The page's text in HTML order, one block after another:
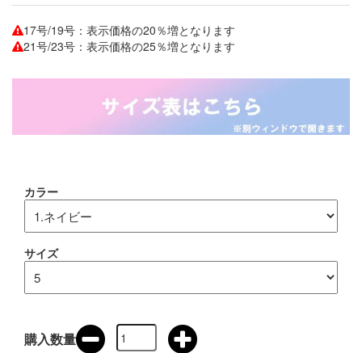
17号/19号：表示価格の20％増となります
21号/23号：表示価格の25％増となります
カラー
サイズ
購入数量